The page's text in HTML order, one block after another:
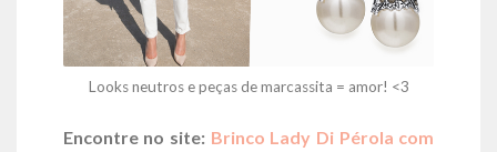
Looks neutros e peças de marcassita = amor! <3
Encontre no site: Brinco Lady Di Pérola com